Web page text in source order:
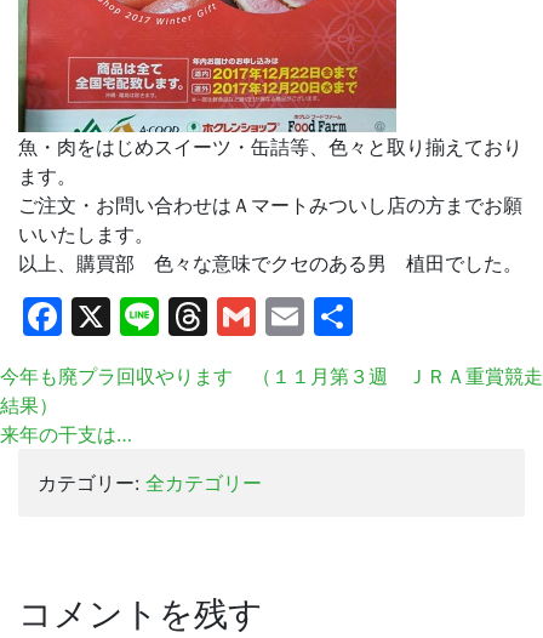
魚・肉をはじめスイーツ・缶詰等、色々と取り揃えており
ます。
ご注文・お問い合わせはＡマートみついし店の方までお願
いいたします。
以上、購買部 色々な意味でクセのある男 植田でした。
Facebook
X LineThreads
Gmail
Email
有
今年も廃プラ回収やります （１１月第３週 ＪＲＡ重賞競走
結果）
来年の干支は…
カテゴリー: 全カテゴリー
コメントを残す